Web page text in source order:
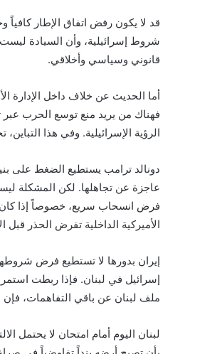
قد لا يكون رفض اتفاق الإطار كافياً
شروط إسرائيلية، وأن السيادة
قانوني وسياسي وأخلاقي.
أما الحديث عن خلاف داخل الإدارة
فهناك من يريد منع توسع الحرب عبر
الرؤية الإسرائيلية. وفي هذا
دونالد ترامب يستطيع الضغط على
عاجزة عن تجاهلها. لكن المشكلة
فرض انسحاب سريع، خصوصاً إذا كان
الأميركية الداخلية تفرض الحذر قبل
إيران بدورها لا تستطيع فرض
إسرائيل في لبنان. فإذا ربطت
ملف لبنان عن باقي التفاهمات،
لبنان اليوم أمام امتحان لا يحتمل